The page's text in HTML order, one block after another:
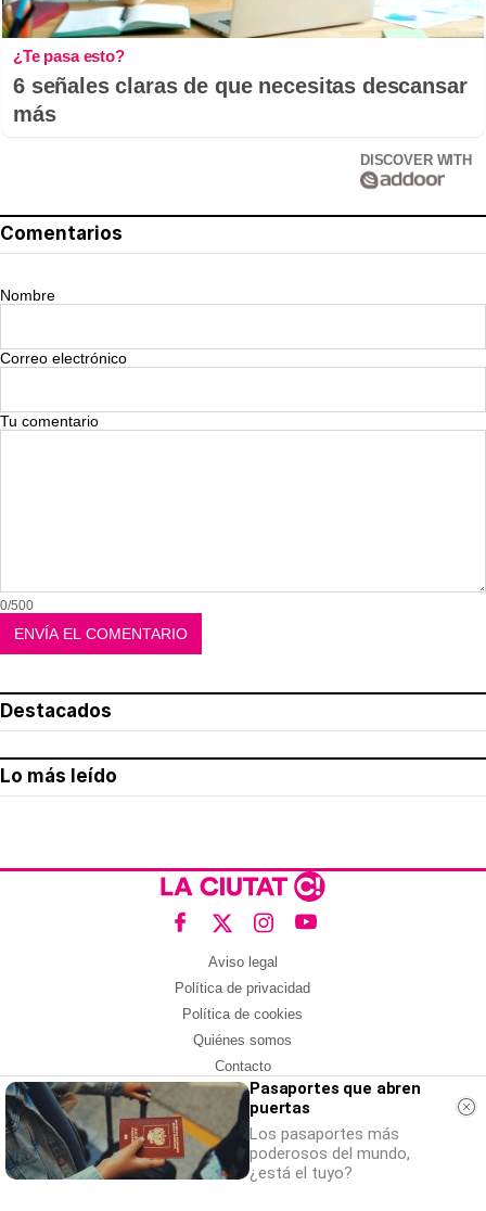
¿Te pasa esto?
6 señales claras de que necesitas descansar
más
DISCOVER WITH
Comentarios
Nombre
Correo electrónico
Tu comentario
0/500
Destacados
Lo más leído
Aviso legal
Política de privacidad
Política de cookies
Quiénes somos
Contacto
Redes sociales
Con la colaboración de:
Pasaportes que abren
puertas
Los pasaportes más
poderosos del mundo,
¿está el tuyo?